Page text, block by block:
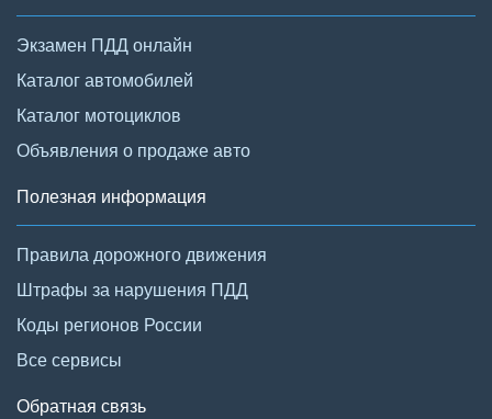
Экзамен ПДД онлайн
Каталог автомобилей
Каталог мотоциклов
Объявления о продаже авто
Полезная информация
Правила дорожного движения
Штрафы за нарушения ПДД
Коды регионов России
Все сервисы
Обратная связь